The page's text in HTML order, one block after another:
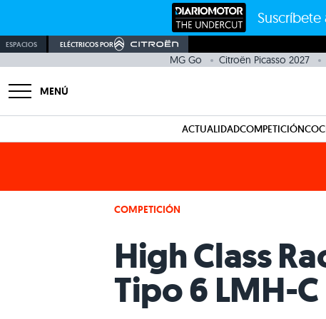
ESPACIOS ELÉCTRICOS POR
MG Go Citroën Picasso 2027
MENÚ
ACTUALIDADCOMPETICIÓN
COMPETICIÓN
High Class
Tipo 6 LMH-C